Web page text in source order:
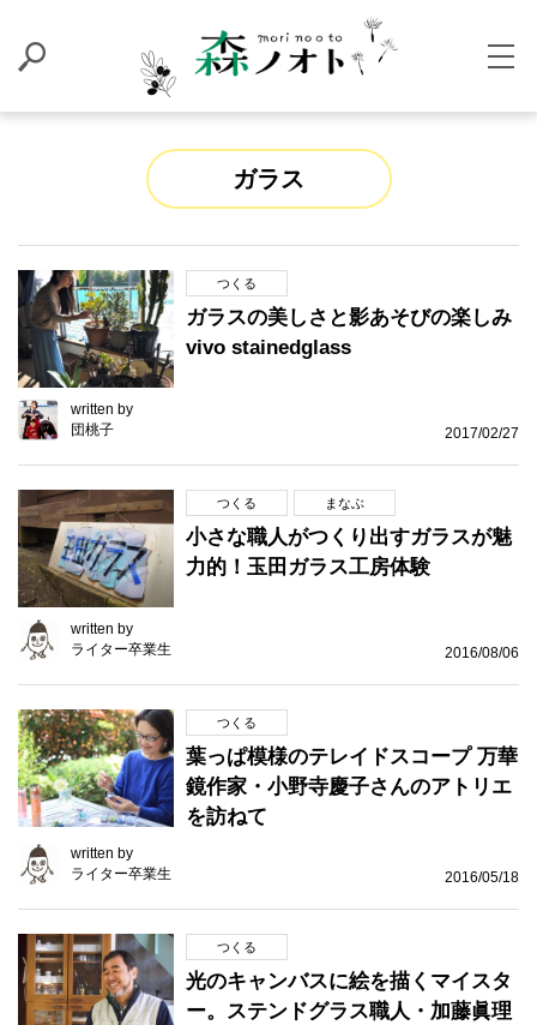
ガラス
つくる
ガラスの美しさと影あそびの楽しみ
vivo stainedglass
written by
団桃子
2017/02/27
つくる まなぶ
小さな職人がつくり出すガラスが魅
力的！玉田ガラス工房体験
written by
ライター卒業生
2016/08/06
つくる
葉っぱ模様のテレイドスコープ 万華
鏡作家・小野寺慶子さんのアトリエ
を訪ねて
written by
ライター卒業生
2016/05/18
つくる
光のキャンバスに絵を描くマイスタ
ー。ステンドグラス職人・加藤眞理